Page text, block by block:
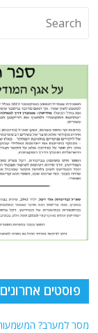
פוסטים אחרונים
מסר למערב? המשמעות